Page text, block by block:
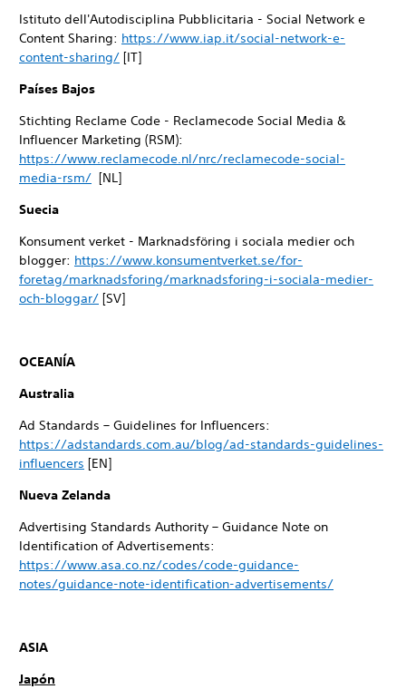
Istituto dell'Autodisciplina Pubblicitaria - Social Network e
Content Sharing: https://www.iap.it/social-network-e-
content-sharing/ [IT]
Países Bajos
Stichting Reclame Code - Reclamecode Social Media &
Influencer Marketing (RSM):
https://www.reclamecode.nl/nrc/reclamecode-social-
media-rsm/ [NL]
Suecia
Konsument verket - Marknadsföring i sociala medier och
blogger: https://www.konsumentverket.se/for-
foretag/marknadsforing/marknadsforing-i-sociala-medier-
och-bloggar/ [SV]
OCEANÍA
Australia
Ad Standards – Guidelines for Influencers:
https://adstandards.com.au/blog/ad-standards-guidelines-
influencers [EN]
Nueva Zelanda
Advertising Standards Authority – Guidance Note on
Identification of Advertisements:
https://www.asa.co.nz/codes/code-guidance-
notes/guidance-note-identification-advertisements/
ASIA
Japón